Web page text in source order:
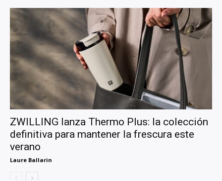
ZWILLING lanza Thermo Plus: la colección
definitiva para mantener la frescura este
verano
Laure Ballarin